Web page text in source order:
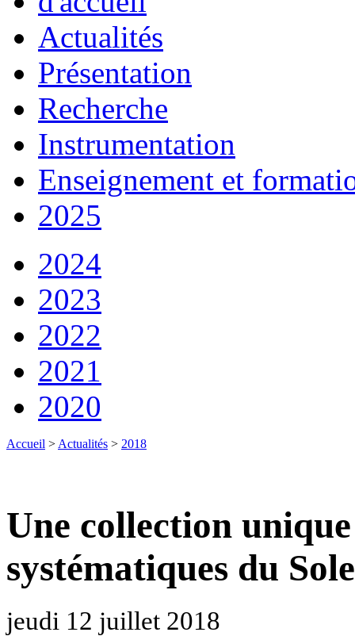
Actualités
Présentation
Recherche
Instrumentation
Enseignement et
2025
2024
2023
2022
2021
2020
Accueil > Actualités > 2018
Une collection
systématiques du
jeudi 12 juillet 2018